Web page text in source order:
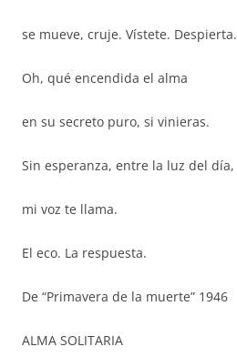
se mueve, cruje. Vístete. Despierta.
Oh, qué encendida el alma
en su secreto puro, si vinieras.
Sin esperanza, entre la luz del día,
mi voz te llama.
El eco. La respuesta.
De “Primavera de la muerte” 1946
ALMA SOLITARIA